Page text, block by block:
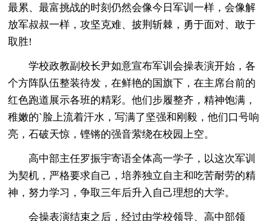
最累、最富挑战的时刻仍然会像今日军训一样，会像解
放军叔叔一样，攻坚克难、披荆斩棘，勇于面对、敢于
取胜!
学校政教副校长尹如意宣布军训会操表演开始，各
个方阵队伍整装待发，在鲜艳的国旗下，在主席台前的
红色跑道展示各班的精彩。他们步履整齐，精神饱满，
稚嫩的`脸上流着汗水，写满了坚强和刚毅，他们口号响
亮，石破天惊，铿锵的强音萦绕在校园上空。
高中部主任罗振宇寄语全体高一学子，以这次军训
为契机，严格要求自己，培养独立自主和吃苦耐劳的精
神，努力学习，争取三年后升入自己理想的大学。
会操表演结束之后，经过由学校领导、高中部领